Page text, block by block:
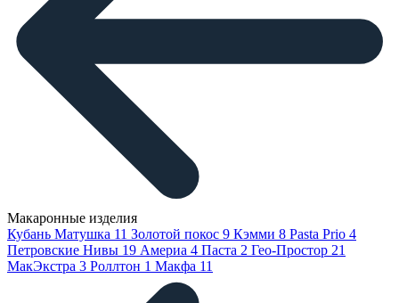
Макаронные изделия
Кубань Матушка 11 Золотой покос 9 Кэмми 8 Pasta Prio 4
Петровские Нивы 19 Америа 4 Паста 2 Гео-Простор 21
МакЭкстра 3 Роллтон 1 Макфа 11